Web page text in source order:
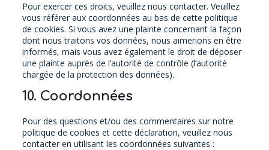
Pour exercer ces droits, veuillez nous contacter. Veuillez
vous référer aux coordonnées au bas de cette politique
de cookies. Si vous avez une plainte concernant la façon
dont nous traitons vos données, nous aimerions en être
informés, mais vous avez également le droit de déposer
une plainte auprès de l’autorité de contrôle (l’autorité
chargée de la protection des données).
10. Coordonnées
Pour des questions et/ou des commentaires sur notre
politique de cookies et cette déclaration, veuillez nous
contacter en utilisant les coordonnées suivantes :